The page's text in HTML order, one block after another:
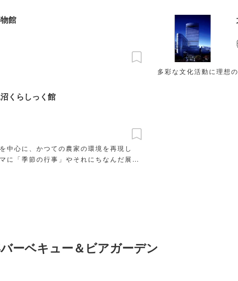
館
多彩な文化活動に理想
くらしっく館
中心に、かつての農家の環境を再現し
に「季節の行事」やそれにちなんだ展
ーベキュー＆ビアガーデン